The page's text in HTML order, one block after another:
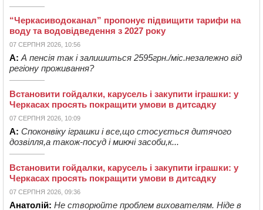
“Черкасиводоканал” пропонує підвищити тарифи на
воду та водовідведення з 2027 року
07 СЕРПНЯ 2026, 10:56
А: А пенсія так і залишиться 2595грн./міс.незалежно від
регіону проживання?
Встановити гойдалки, карусель і закупити іграшки: у
Черкасах просять покращити умови в дитсадку
07 СЕРПНЯ 2026, 10:09
А: Споконвіку іграшки і все,що стосується дитячого
дозвілля,а також-посуд і миючі засоби,к...
Встановити гойдалки, карусель і закупити іграшки: у
Черкасах просять покращити умови в дитсадку
07 СЕРПНЯ 2026, 09:36
Анатолій: Не створюйте проблем вихователям. Ніде в